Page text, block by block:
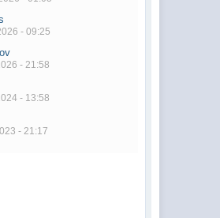
- 09:25
- 21:58
- 13:58
- 21:17